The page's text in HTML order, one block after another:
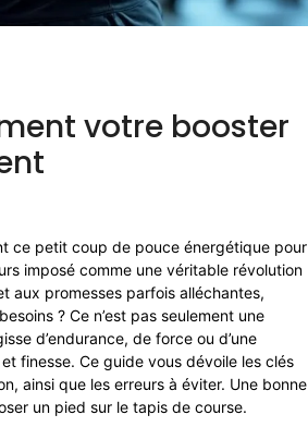
votre booster
ce petit coup de pouce énergétique pour
imposé comme une véritable révolution
aux promesses parfois alléchantes,
? Ce n’est pas seulement une
d’endurance, de force ou d’une
finesse. Ce guide vous dévoile les clés
ainsi que les erreurs à éviter. Une bonne
un pied sur le tapis de course.